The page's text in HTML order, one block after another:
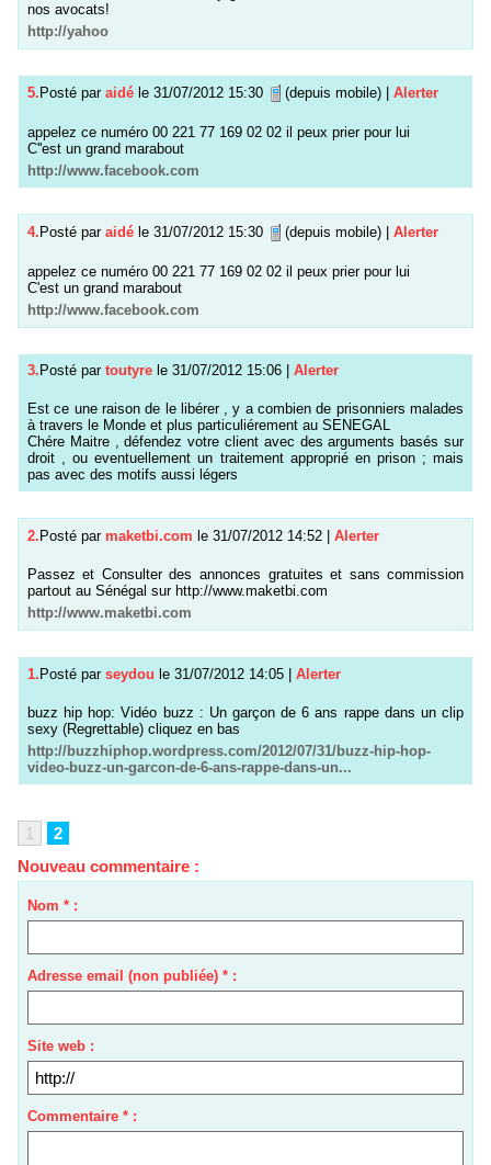
nos avocats!
http://yahoo
5. Posté par aidé le 31/07/2012 15:30 (depuis mobile)| Alerter
appelez ce numéro 00 221 77 169 02 02 il peux prier pour lui
C''est un grand marabout
http://www.facebook.com
4.Posté par aidé le 31/07/2012 15:30 (depuis mobile)| Alerter
appelez ce numéro 00 221 77 169 02 02 il peux prier pour lui
C'est un grand marabout
http://www.facebook.com
3. Posté par toutyre le 31/07/2012 15:06 Alerter
Est ce une raison de le libérer , y a combien de prisonniers malades
à travers le Monde et plus particuliérement au SENEGAL
Chére Maitre , défendez votre client avec des arguments basés sur
droit , ou eventuellement un traitement approprié en prison ; mais
pas avec des motifs aussi légers
2. Posté par maketbi.com le 31/07/2012 14:52 Alerter
Passez et Consulter des annonces gratuites et sans commission
partout au Sénégal sur http://www.maketbi.com
http://www.maketbi.com
1. Posté par seydou le 31/07/2012 14:05 Alerter
buzz hip hop: Vidéo buzz : Un garçon de 6 ans rappe dans un clip
sexy (Regrettable) cliquez en bas
http://buzzhiphop.wordpress.com/2012/07/31/buzz-hip-hop-
video-buzz-un-garcon-de-6-ans-rappe-dans-un...
1
2
Nouveau commentaire :
Nom * :
Adresse email (non publiée) * :
Site web :
Commentaire * :